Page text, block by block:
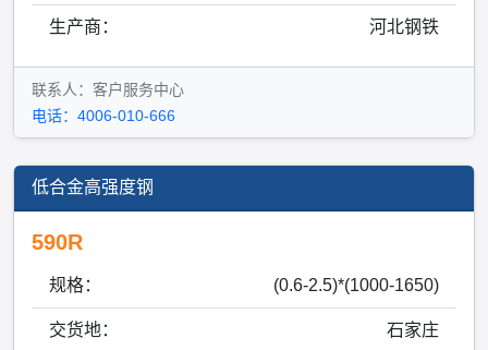
生产商： 河北钢铁
联系人：客户服务中心
电话：4006-010-666
低合金高强度钢
590R
规格： (0.6-2.5)*(1000-1650)
交货地： 石家庄